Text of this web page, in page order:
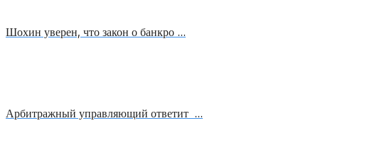
Шохин уверен, что закон о банкро …
Арбитражный управляющий ответит …